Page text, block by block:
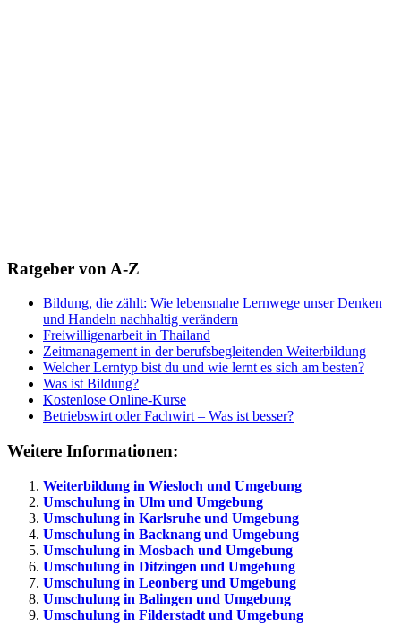
Ratgeber von A-Z
Bildung, die zählt: Wie lebensnahe Lernwege unser Denken
und Handeln nachhaltig verändern
Freiwilligenarbeit in Thailand
Zeitmanagement in der berufsbegleitenden Weiterbildung
Welcher Lerntyp bist du und wie lernt es sich am besten?
Was ist Bildung?
Kostenlose Online-Kurse
Betriebswirt oder Fachwirt – Was ist besser?
Weitere Informationen:
Weiterbildung in Wiesloch und Umgebung
Umschulung in Ulm und Umgebung
Umschulung in Karlsruhe und Umgebung
Umschulung in Backnang und Umgebung
Umschulung in Mosbach und Umgebung
Umschulung in Ditzingen und Umgebung
Umschulung in Leonberg und Umgebung
Umschulung in Balingen und Umgebung
Umschulung in Filderstadt und Umgebung